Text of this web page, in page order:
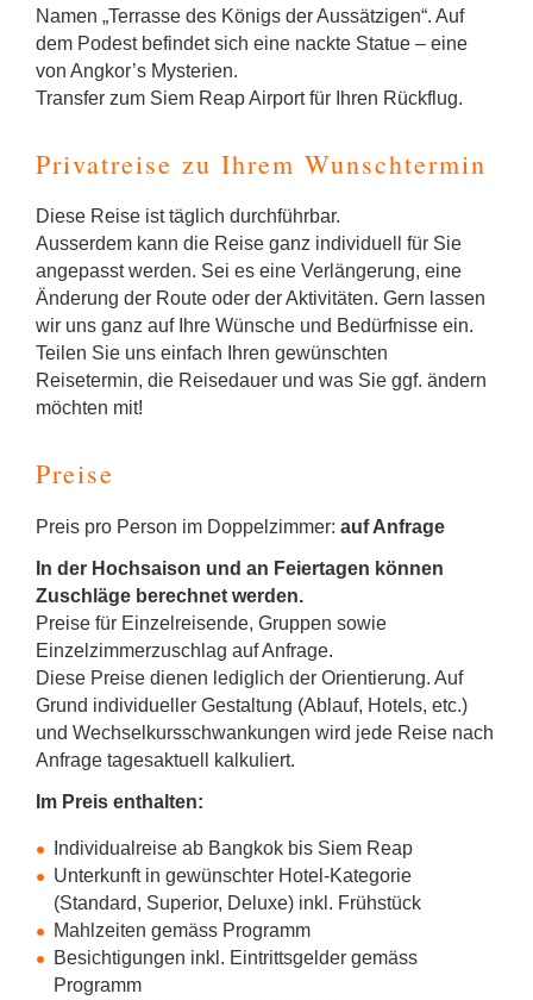
Namen „Terrasse des Königs der Aussätzigen“. Auf
dem Podest befindet sich eine nackte Statue – eine
von Angkor’s Mysterien.
Transfer zum Siem Reap Airport für Ihren Rückflug.
Privatreise zu Ihrem Wunschtermin
Diese Reise ist täglich durchführbar.
Ausserdem kann die Reise ganz individuell für Sie
angepasst werden. Sei es eine Verlängerung, eine
Änderung der Route oder der Aktivitäten. Gern lassen
wir uns ganz auf Ihre Wünsche und Bedürfnisse ein.
Teilen Sie uns einfach Ihren gewünschten
Reisetermin, die Reisedauer und was Sie ggf. ändern
möchten mit!
Preise
Preis pro Person im Doppelzimmer: auf Anfrage
In der Hochsaison und an Feiertagen können
Zuschläge berechnet werden.
Preise für Einzelreisende, Gruppen sowie
Einzelzimmerzuschlag auf Anfrage.
Diese Preise dienen lediglich der Orientierung. Auf
Grund individueller Gestaltung (Ablauf, Hotels, etc.)
und Wechselkursschwankungen wird jede Reise nach
Anfrage tagesaktuell kalkuliert.
Im Preis enthalten:
Individualreise ab Bangkok bis Siem Reap
Unterkunft in gewünschter Hotel-Kategorie
(Standard, Superior, Deluxe) inkl. Frühstück
Mahlzeiten gemäss Programm
Besichtigungen inkl. Eintrittsgelder gemäss
Programm